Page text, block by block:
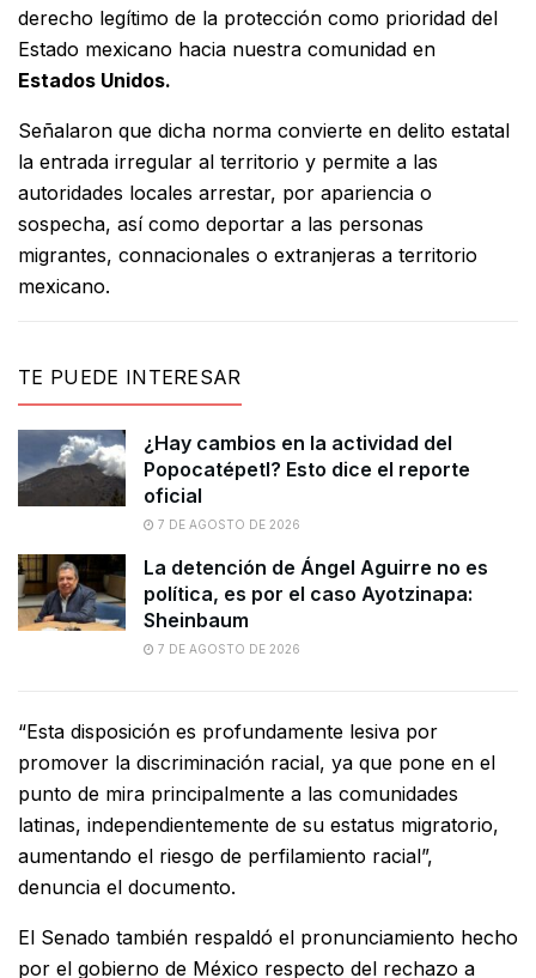
derecho legítimo de la protección como prioridad del
Estado mexicano hacia nuestra comunidad en
Estados Unidos.
Señalaron que dicha norma convierte en delito estatal
la entrada irregular al territorio y permite a las
autoridades locales arrestar, por apariencia o
sospecha, así como deportar a las personas
migrantes, connacionales o extranjeras a territorio
mexicano.
TE PUEDE INTERESAR
¿Hay cambios en la actividad del
Popocatépetl? Esto dice el reporte
oficial
7 DE AGOSTO DE 2026
La detención de Ángel Aguirre no es
política, es por el caso Ayotzinapa:
Sheinbaum
7 DE AGOSTO DE 2026
“Esta disposición es profundamente lesiva por
promover la discriminación racial, ya que pone en el
punto de mira principalmente a las comunidades
latinas, independientemente de su estatus migratorio,
aumentando el riesgo de perfilamiento racial”,
denuncia el documento.
El Senado también respaldó el pronunciamiento hecho
por el gobierno de México respecto del rechazo a